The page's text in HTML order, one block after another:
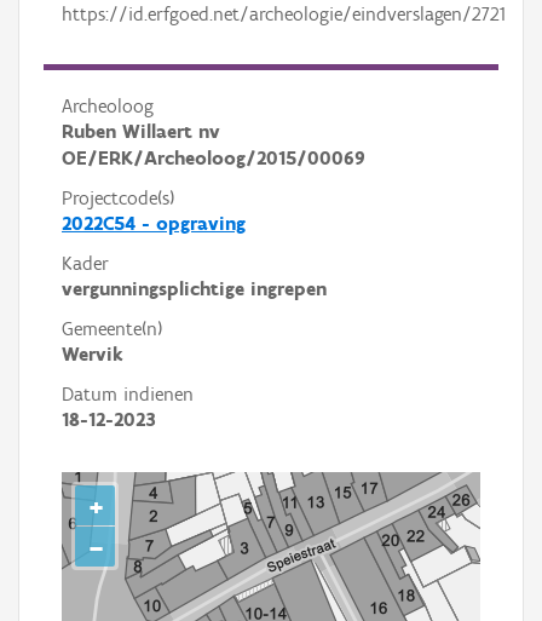
https://id.erfgoed.net/archeologie/eindverslagen/2721
Archeoloog
Ruben Willaert nv
OE/ERK/Archeoloog/2015/00069
Projectcode(s)
2022C54 - opgraving
Kader
vergunningsplichtige ingrepen
Gemeente(n)
Wervik
Datum indienen
18-12-2023
+
−